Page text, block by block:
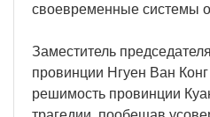
своевременные системы
Заместитель
провинции Нгуен Ван
решимость провинции